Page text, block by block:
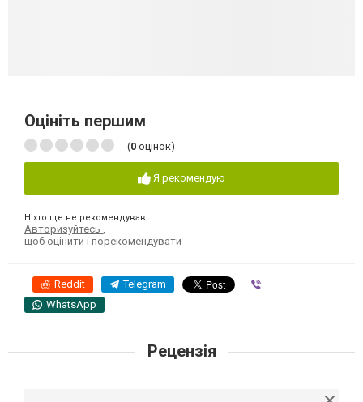
Оцініть першим
(0 оцінок)
Я рекомендую
Ніхто ще не рекомендував
Авторизуйтесь ,
щоб оцінити і порекомендувати
Reddit Telegram
WhatsApp
Рецензія